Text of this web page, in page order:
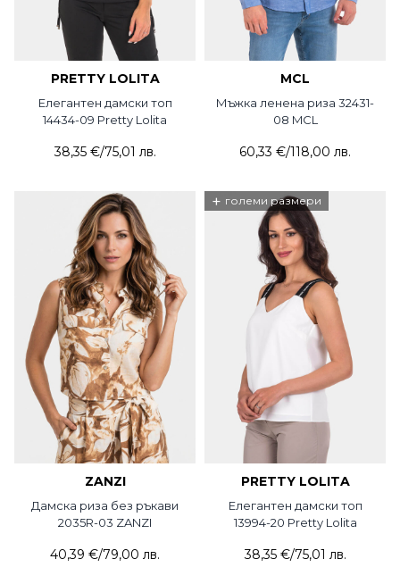
PRETTY LOLITA
Елегантен дамски топ
14434-09 Pretty Lolita
38,35 €/75,01 лв.
MCL
Мъжка ленена риза 32431-
08 MCL
60,33 €/118,00 лв.
ZANZI
Дамска риза без ръкави
2035R-03 ZANZI
40,39 €/79,00 лв.
+ големи размери
PRETTY LOLITA
Елегантен дамски топ
13994-20 Pretty Lolita
38,35 €/75,01 лв.